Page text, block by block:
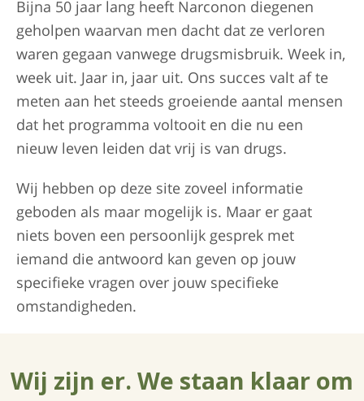
Bijna 50 jaar lang heeft Narconon diegenen
geholpen waarvan men dacht dat ze verloren
waren gegaan vanwege drugsmisbruik. Week in,
week uit. Jaar in, jaar uit. Ons succes valt af te
meten aan het steeds groeiende aantal mensen
dat het programma voltooit en die nu een
nieuw leven leiden dat vrij is van drugs.
Wij hebben op deze site zoveel informatie
geboden als maar mogelijk is. Maar er gaat
niets boven een persoonlijk gesprek met
iemand die antwoord kan geven op jouw
specifieke vragen over jouw specifieke
omstandigheden.
Wij zijn er. We staan klaar om